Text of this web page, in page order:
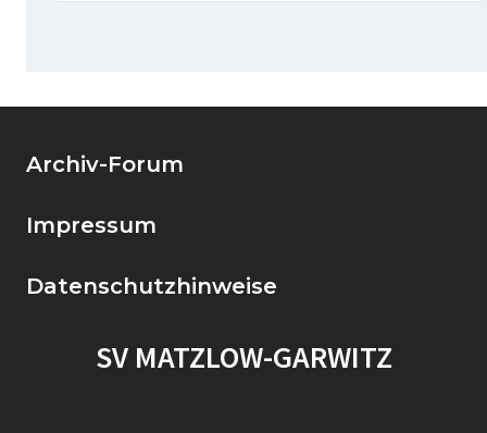
Archiv-Forum
Impressum
Datenschutzhinweise
SV MATZLOW-GARWITZ